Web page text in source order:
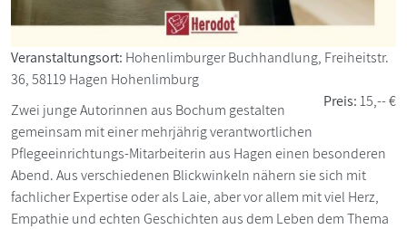
Veranstaltungsort: Hohenlimburger Buchhandlung, Freiheitstr.
36, 58119 Hagen Hohenlimburg
Preis:15,-- €
Zwei junge Autorinnen aus Bochum gestalten
gemeinsam mit einer mehrjährig verantwortlichen
Pflegeeinrichtungs-Mitarbeiterin aus Hagen einen besonderen
Abend. Aus verschiedenen Blickwinkeln nähern sie sich mit
fachlicher Expertise oder als Laie, aber vor allem mit viel Herz,
Empathie und echten Geschichten aus dem Leben dem Thema